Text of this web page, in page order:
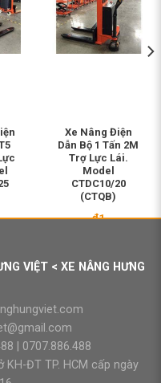
Xe Nâng Điện
Dẫn Bộ 1 Tấn 2M
Trợ Lực Lái.
Model
CTDC10/20
(CTQB)
₫1
VIỆT < XE NÂNG HƯNG
0707.886.488
KH-ĐT TP. HCM cấp ngày